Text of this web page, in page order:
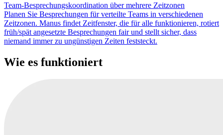
Team-Besprechungskoordination über mehrere Zeitzonen
Planen Sie Besprechungen für verteilte Teams in verschiedenen
Zeitzonen. Manus findet Zeitfenster, die für alle funktionieren, rotiert
früh/spät angesetzte Besprechungen fair und stellt sicher, dass
niemand immer zu ungünstigen Zeiten feststeckt.
Wie es funktioniert